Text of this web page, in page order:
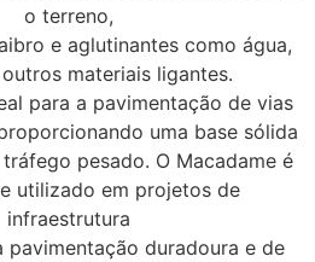
o terreno,
e aglutinantes como água,
materiais ligantes.
para a pavimentação de vias
uma base sólida
pesado. O Macadame é
utilizado em projetos de
infraestrutura
pavimentação duradoura e de